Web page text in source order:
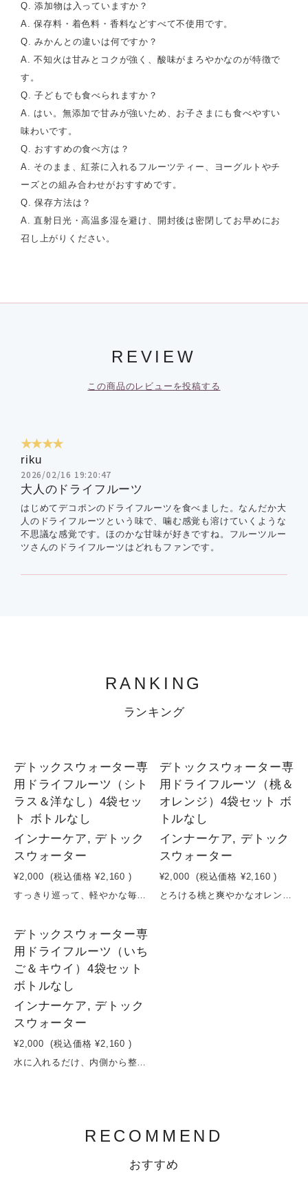
Q. 添加物は入っていますか？
A. 保存料・着色料・香料などすべて不使用です。
Q. みかんとの違いは何ですか？
A. 不知火は甘みとコクが強く、酸味がまろやかなのが特徴で
す。
Q. 子どもでも食べられますか？
A. はい。無添加で甘みが強いため、お子さまにも食べやすい
味わいです。
Q. おすすめの食べ方は？
A. そのまま、紅茶に入れるフルーツティー、ヨーグルトやチ
ーズとの組み合わせがおすすめです。
Q. 保存方法は？
A. 直射日光・高温多湿を避け、開封後は密閉してお早めにお
召し上がりください。
REVIEW
この商品のレビューを投稿する
★★★★
riku
2026/02/16 19:20:47
大人のドライフルーツ
はじめてデコポンのドライフルーツを食べました。なんだか大
人のドライフルーツという味で、噛む感覚も溶けていくような
不思議な感覚です。ほのかな甘味が好きですね。フルーツルー
ツさんのドライフルーツはどれもファンです。
RANKING
ランキング
デトックスウォーター専
用ドライフルーツ（シト
ラス＆洋なし）4袋セッ
ト ボトルなし
インナーケア, デトック
スウォーター
¥2,000 (税込価格 ¥2,160 )
すっきり巡って、軽やかな毎日へ。シトラス＆洋なしのデトックスウォーター習慣爽やかなシトラスの酸味と、洋なしのやさしい甘みを組み合わせた、デトックスウォーター用ドライフルーツセット。砂糖・保存料を使わず、果実そのものの美味しさと栄養をそのまま閉じ込めました。水に入れるだけで、フルーツの香りと成分がゆっくり広がり、日々の水分補給が“整える習慣”に。シトラスのすっきり感と洋なしのまろやかさで、飲みやすく飽きずに続けられます。体の内側から軽やかさをサポートする、シンプルなインナーケアを。原材料：シトラス（長野県産） 洋なし（長野県産）容量：16g×4袋賞味期限：製造日から６ヶ月
デトックスウォーター専
用ドライフルーツ（桃＆
オレンジ）4袋セット ボ
トルなし
インナーケア, デトック
スウォーター
¥2,000 (税込価格 ¥2,160 )
とろける桃と爽やかなオレンジで、巡るキレイ習慣。デトックスウォーターセットやさしい甘みの桃と、すっきりとした酸味のオレンジを組み合わせた、デトックスウォーター用ドライフルーツセット。砂糖・保存料を使わず、果実そのものの味わいと栄養をぎゅっと閉じ込めました。水に入れるだけで、フルーツの香りと成分がゆっくり広がり、毎日の水分補給が“整える時間”に変わります。桃のリラックス感ある甘さと、オレンジの爽やかさで、心も体もすっきり。忙しい日常の中で、無理なく続けられるインナーケア習慣を。原材料：桃（長野県産） オレンジ（長野県産）容量：16g×4袋賞味期限：製造日から６ヶ月
デトックスウォーター専
用ドライフルーツ（いち
ご＆キウイ）4袋セット
ボトルなし
インナーケア, デトック
スウォーター
¥2,000 (税込価格 ¥2,160 )
水に入れるだけ、内側から整う。いちご＆キウイで始める、デトックスウォーター習慣いちごとキウイを中心に、相性の良いフルーツを組み合わせたデトックスウォーター用ドライフルーツ3種セット。砂糖・保存料を使わず、果実そのものの甘みと栄養をぎゅっと凝縮しました。水に入れるだけで、ビタミンやミネラルがゆっくり溶け出し、毎日の水分補給が“美容時間”に変わります。いちごのやさしい甘みとキウイの爽やかな酸味が、すっきりと飲みやすい味わいに。忙しい日々でも無理なく続けられる、シンプルなインナーケア習慣を。原材料：いちご（長野県産） キウイ（長野県産）容量：16g×4袋賞味期限：製造日から６ヶ月
RECOMMEND
おすすめ